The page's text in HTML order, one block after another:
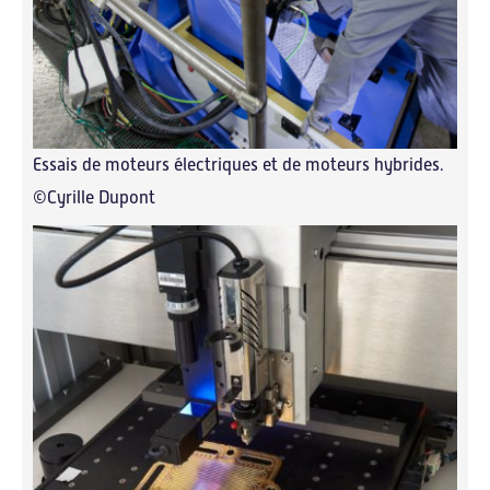
Essais de moteurs électriques et de moteurs hybrides.
©Cyrille Dupont